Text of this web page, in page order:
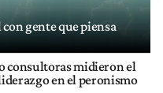
gente que piensa
consultoras midieron el
en el peronismo